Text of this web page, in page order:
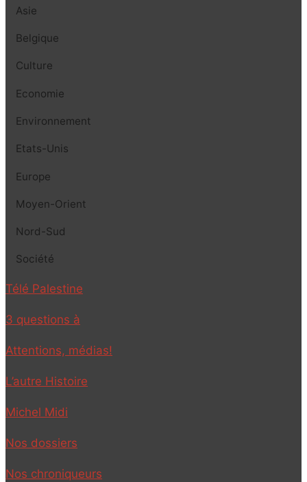
Asie
Belgique
Culture
Economie
Environnement
Etats-Unis
Europe
Moyen-Orient
Nord-Sud
Société
Télé Palestine
3 questions à
Attentions, médias!
L’autre Histoire
Michel Midi
Nos dossiers
Nos chroniqueurs